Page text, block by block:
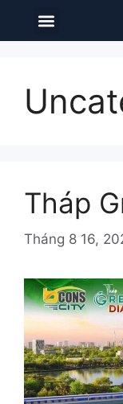
Tháp
Tháng 8 16,